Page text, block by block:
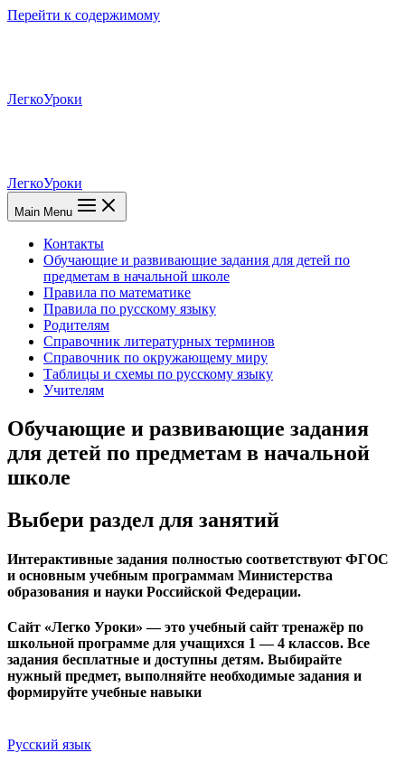
Перейти к содержимому
ЛегкоУроки
ЛегкоУроки
Main Menu
Контакты
Обучающие и развивающие задания для детей по
предметам в начальной школе
Правила по математике
Правила по русскому языку
Родителям
Справочник литературных терминов
Справочник по окружающему миру
Таблицы и схемы по русскому языку
Учителям
Обучающие и развивающие задания
для детей по предметам в начальной
школе
Выбери раздел для занятий
Интерактивные задания полностью соответствуют ФГОС
и основным учебным программам Министерства
образования и науки Российской Федерации.
Сайт «Легко Уроки» — это учебный сайт тренажёр по
школьной программе для учащихся 1 — 4 классов. Все
задания бесплатные и доступны детям. Выбирайте
нужный предмет, выполняйте необходимые задания и
формируйте учебные навыки
Русский язык